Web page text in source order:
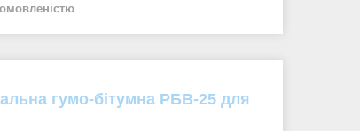
гумо-бітумна РБВ-25 для